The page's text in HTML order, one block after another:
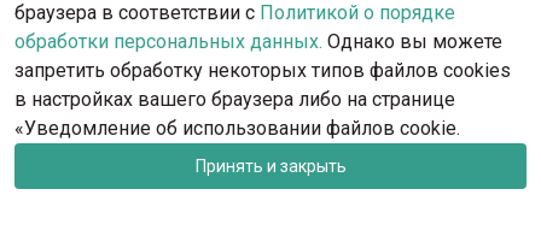
браузера в соответствии с Политикой о порядке
обработки персональных данных. Однако вы можете
запретить обработку некоторых типов файлов cookies
в настройках вашего браузера либо на странице
«Уведомление об использовании файлов cookie.
Принять и закрыть